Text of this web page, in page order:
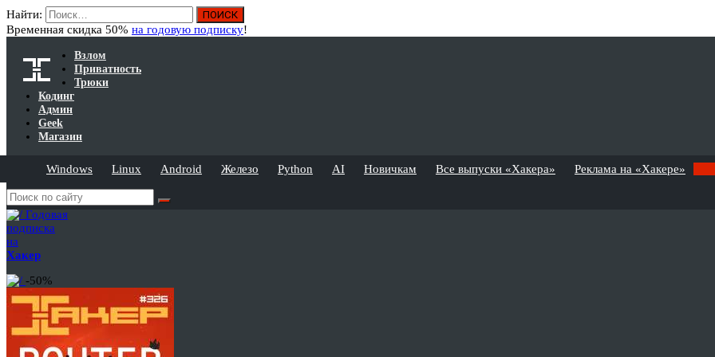
Найти:
Временная скидка 50% на годовую подписку!
Взлом
Приватность
Трюки
Кодинг
Админ
Geek
Магазин
Windows Linux Android Железо Python AI Новичкам Все выпуски «Хакера» Реклама на «Хакере»
Годовая
подписка
на
Хакер
-50%